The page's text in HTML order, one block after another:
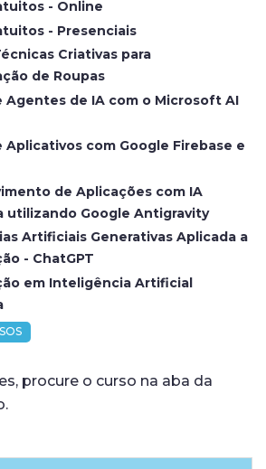
- Online
- Presenciais
Criativas para
de Roupas
Agentes de IA com o Microsoft AI
Aplicativos com Google Firebase e
de Aplicações com IA
utilizando Google Antigravity
Artificiais Generativas Aplicada a
- ChatGPT
em Inteligência Artificial
procure o curso na aba da